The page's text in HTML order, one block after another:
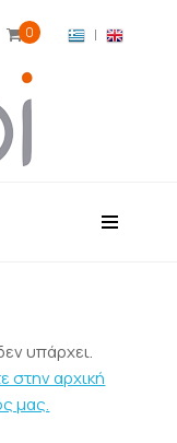
 0 |
υπάρχει.
στην αρχική
μας.